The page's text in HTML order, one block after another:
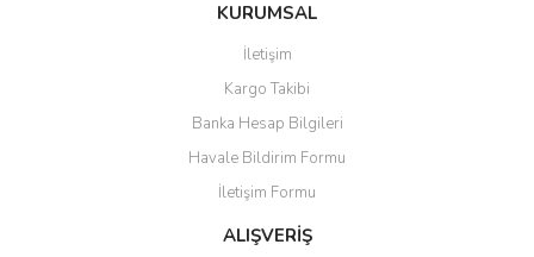
KURUMSAL
İletişim
Kargo Takibi
Banka Hesap Bilgileri
Havale Bildirim Formu
İletişim Formu
ALIŞVERİŞ